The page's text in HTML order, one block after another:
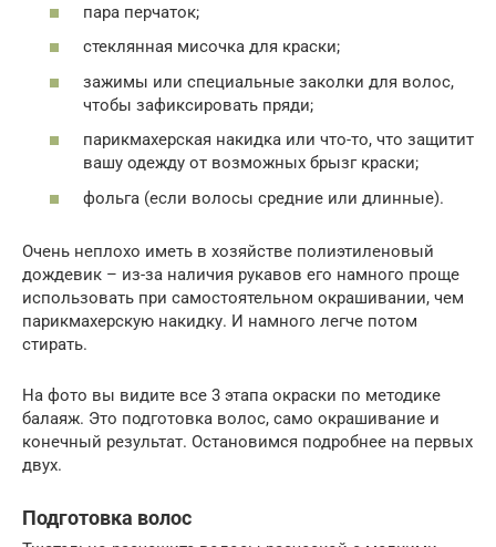
пара перчаток;
стеклянная мисочка для краски;
зажимы или специальные заколки для волос,
чтобы зафиксировать пряди;
парикмахерская накидка или что-то, что защитит
вашу одежду от возможных брызг краски;
фольга (если волосы средние или длинные).
Очень неплохо иметь в хозяйстве полиэтиленовый
дождевик – из-за наличия рукавов его намного проще
использовать при самостоятельном окрашивании, чем
парикмахерскую накидку. И намного легче потом
стирать.
На фото вы видите все 3 этапа окраски по методике
балаяж. Это подготовка волос, само окрашивание и
конечный результат. Остановимся подробнее на первых
двух.
Подготовка волос